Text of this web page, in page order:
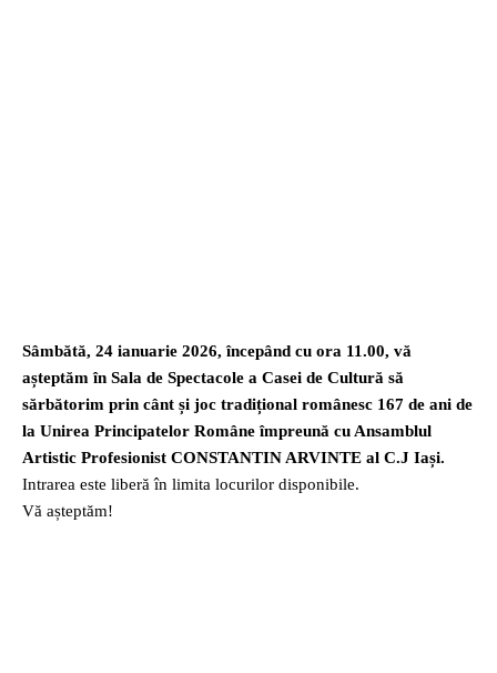
Sâmbătă, 24 ianuarie 2026, începând cu ora 11.00, vă
așteptăm în Sala de Spectacole a Casei de Cultură să
sărbătorim prin cânt și joc tradițional românesc 167 de ani de
la Unirea Principatelor Române împreună cu Ansamblul
Artistic Profesionist CONSTANTIN ARVINTE al C.J Iași.
Intrarea este liberă în limita locurilor disponibile.
Vă așteptăm!